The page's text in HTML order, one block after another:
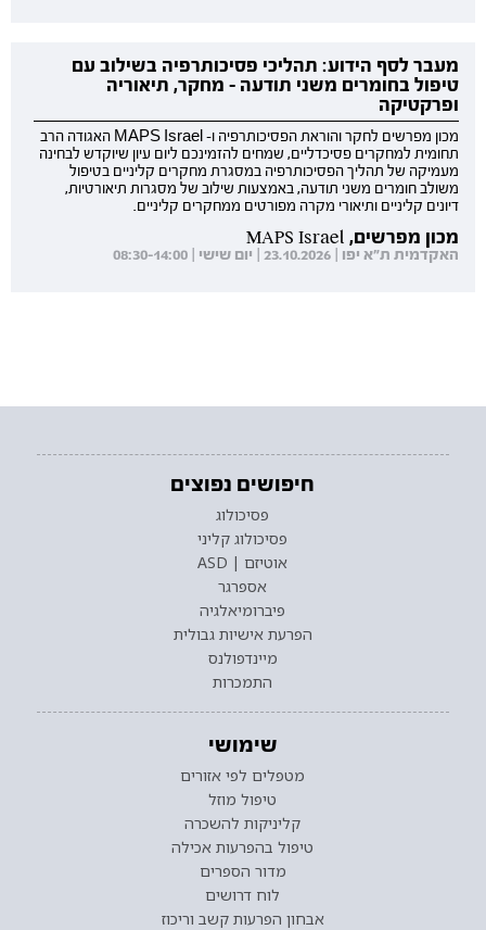
מעבר לסף הידוע: תהליכי פסיכותרפיה בשילוב עם
טיפול בחומרים משני תודעה - מחקר, תיאוריה
ופרקטיקה
מכון מפרשים לחקר והוראת הפסיכותרפיה ו- MAPS Israel האגודה הרב
תחומית למחקרים פסיכדליים, שמחים להזמינכם ליום עיון שיוקדש לבחינה
מעמיקה של תהליך הפסיכותרפיה במסגרת מחקרים קליניים בטיפול
משולב חומרים משני תודעה, באמצעות שילוב של מסגרות תיאורטיות,
דיונים קליניים ותיאורי מקרה מפורטים ממחקרים קליניים.
מכון מפרשים, MAPS Israel
האקדמית ת"א יפו | 23.10.2026 | יום שישי | 08:30-14:00
חיפושים נפוצים
פסיכולוג
פסיכולוג קליני
אוטיזם | ASD
אספרגר
פיברומיאלגיה
הפרעת אישיות גבולית
מיינדפולנס
התמכרות
שימושי
מטפלים לפי אזורים
טיפול מוזל
קליניקות להשכרה
טיפול בהפרעות אכילה
מדור הספרים
לוח דרושים
אבחון הפרעות קשב וריכוז